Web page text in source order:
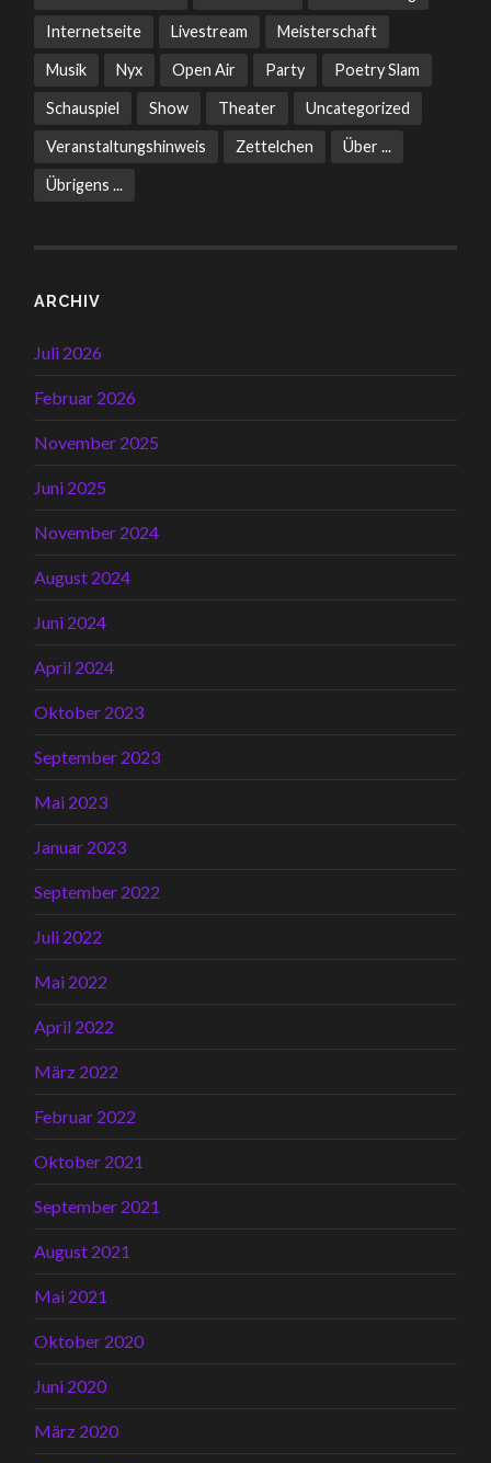
Internetseite Livestream Meisterschaft
Musik Nyx Open Air Party Poetry Slam
Schauspiel Show Theater Uncategorized
Veranstaltungshinweis Zettelchen Über ...
Übrigens ...
ARCHIV
Juli 2026
Februar 2026
November 2025
Juni 2025
November 2024
August 2024
Juni 2024
April 2024
Oktober 2023
September 2023
Mai 2023
Januar 2023
September 2022
Juli 2022
Mai 2022
April 2022
März 2022
Februar 2022
Oktober 2021
September 2021
August 2021
Mai 2021
Oktober 2020
Juni 2020
März 2020